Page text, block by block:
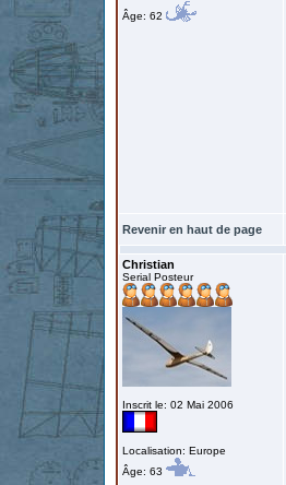
Âge: 62
Revenir en haut de page
Christian
Serial Posteur
Inscrit le: 02 Mai 2006
Localisation: Europe
Âge: 63